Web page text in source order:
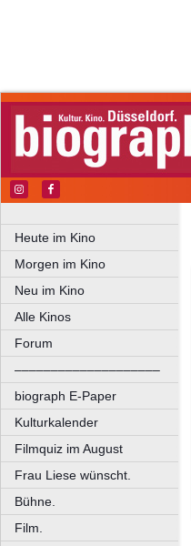
Heute im Kino
Morgen im Kino
Neu im Kino
Alle Kinos
Forum
––––––––––––––––––––
biograph E-Paper
Kulturkalender
Filmquiz im August
Frau Liese wünscht.
Bühne.
Film.